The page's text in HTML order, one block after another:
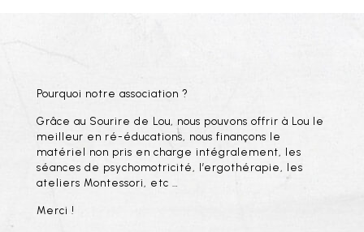
Pourquoi notre association ?
Grâce au Sourire de Lou, nous pouvons offrir à Lou le
meilleur en ré-éducations, nous finançons le
matériel non pris en charge intégralement, les
séances de psychomotricité, l’ergothérapie, les
ateliers Montessori, etc …
Merci !